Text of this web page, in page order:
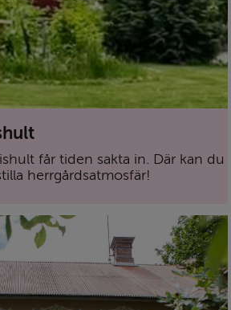
får tiden sakta in. Där kan du
herrgårdsatmosfär!